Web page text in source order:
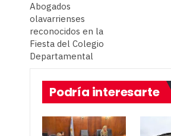
Abogados
olavarrienses
reconocidos en la
Fiesta del Colegio
Departamental
Podría interesarte